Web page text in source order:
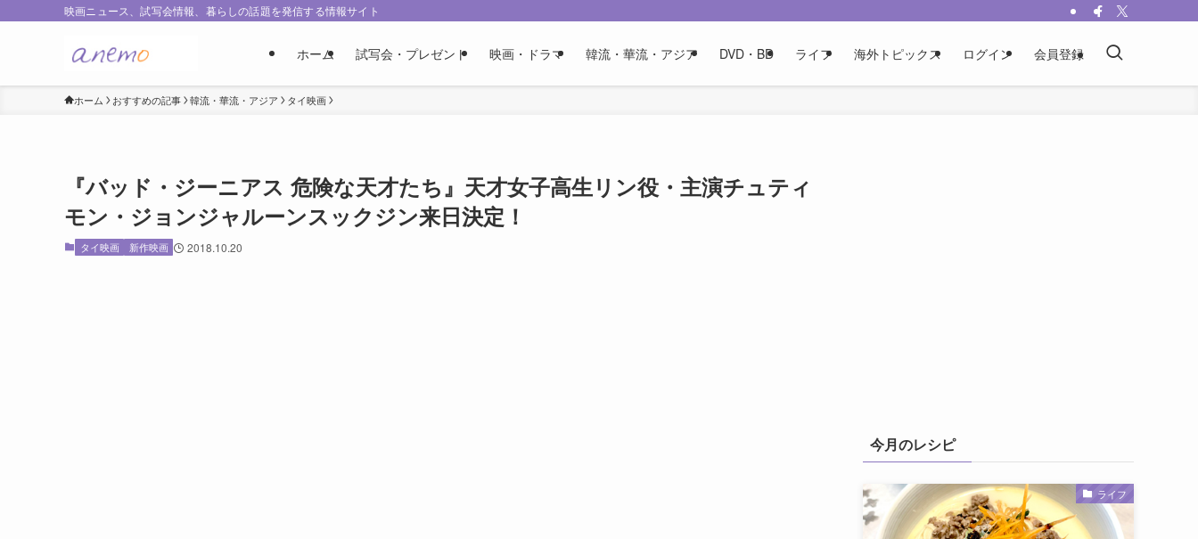
映画ニュース、試写会情報、暮らしの話題を発信する情報サイト
ホーム 試写会・プレゼント 映画・ドラマ 韓流・華流・アジア DVD・BD ライフ 海外トピックス ログイン 会員登録
ホーム おすすめの記事 韓流・華流・アジア タイ映画
『バッド・ジーニアス 危険な天才たち』天才女子高生リン役・主演チュティ
モン・ジョンジャルーンスックジン来日決定！
タイ映画 新作映画 2018.10.20
今月のレシピ
ライフ